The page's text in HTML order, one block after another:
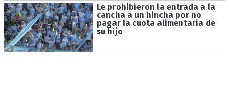
Le prohibieron la entrada a la
cancha a un hincha por no
pagar la cuota alimentaria de
su hijo